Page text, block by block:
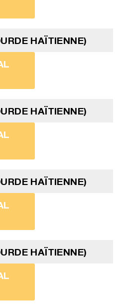
HAÏTIENNE)
HAÏTIENNE)
HAÏTIENNE)
HAÏTIENNE)